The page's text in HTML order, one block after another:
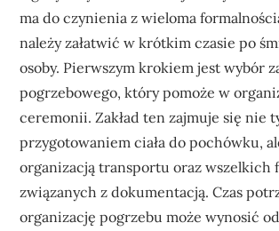
ma do czynienia z wieloma
należy załatwić w krótkim czasie po
osoby. Pierwszym krokiem jest wybór
pogrzebowego, który pomoże w
ceremonii. Zakład ten zajmuje się nie
przygotowaniem ciała do pochówku,
organizacją transportu oraz wszelkich
związanych z dokumentacją. Czas
organizację pogrzebu może wynosić